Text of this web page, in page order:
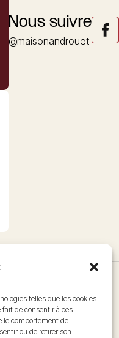
telles que les cookies
de consentir à ces
le comportement de
ou de retirer son
Nous suivre
@maisonandrouet